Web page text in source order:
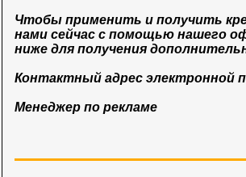
Чтобы применить и получить
нами сейчас с помощью нашего
ниже для получения
Контактный адрес электронной
Менеджер по рекламе